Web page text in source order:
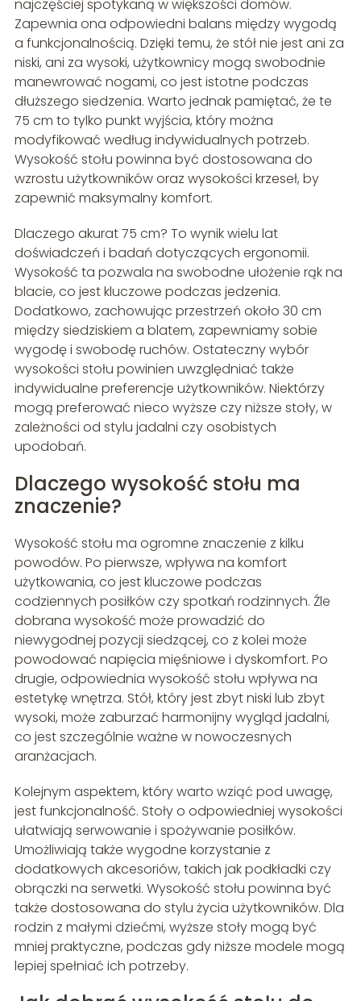
najczęściej spotykaną w większości domów.
Zapewnia ona odpowiedni balans między wygodą
a funkcjonalnością. Dzięki temu, że stół nie jest ani za
niski, ani za wysoki, użytkownicy mogą swobodnie
manewrować nogami, co jest istotne podczas
dłuższego siedzenia. Warto jednak pamiętać, że te
75 cm to tylko punkt wyjścia, który można
modyfikować według indywidualnych potrzeb.
Wysokość stołu powinna być dostosowana do
wzrostu użytkowników oraz wysokości krzeseł, by
zapewnić maksymalny komfort.
Dlaczego akurat 75 cm? To wynik wielu lat
doświadczeń i badań dotyczących ergonomii.
Wysokość ta pozwala na swobodne ułożenie rąk na
blacie, co jest kluczowe podczas jedzenia.
Dodatkowo, zachowując przestrzeń około 30 cm
między siedziskiem a blatem, zapewniamy sobie
wygodę i swobodę ruchów. Ostateczny wybór
wysokości stołu powinien uwzględniać także
indywidualne preferencje użytkowników. Niektórzy
mogą preferować nieco wyższe czy niższe stoły, w
zależności od stylu jadalni czy osobistych
upodobań.
Dlaczego wysokość stołu ma
znaczenie?
Wysokość stołu ma ogromne znaczenie z kilku
powodów. Po pierwsze, wpływa na komfort
użytkowania, co jest kluczowe podczas
codziennych posiłków czy spotkań rodzinnych. Źle
dobrana wysokość może prowadzić do
niewygodnej pozycji siedzącej, co z kolei może
powodować napięcia mięśniowe i dyskomfort. Po
drugie, odpowiednia wysokość stołu wpływa na
estetykę wnętrza. Stół, który jest zbyt niski lub zbyt
wysoki, może zaburzać harmonijny wygląd jadalni,
co jest szczególnie ważne w nowoczesnych
aranżacjach.
Kolejnym aspektem, który warto wziąć pod uwagę,
jest funkcjonalność. Stoły o odpowiedniej wysokości
ułatwiają serwowanie i spożywanie posiłków.
Umożliwiają także wygodne korzystanie z
dodatkowych akcesoriów, takich jak podkładki czy
obrączki na serwetki. Wysokość stołu powinna być
także dostosowana do stylu życia użytkowników. Dla
rodzin z małymi dziećmi, wyższe stoły mogą być
mniej praktyczne, podczas gdy niższe modele mogą
lepiej spełniać ich potrzeby.